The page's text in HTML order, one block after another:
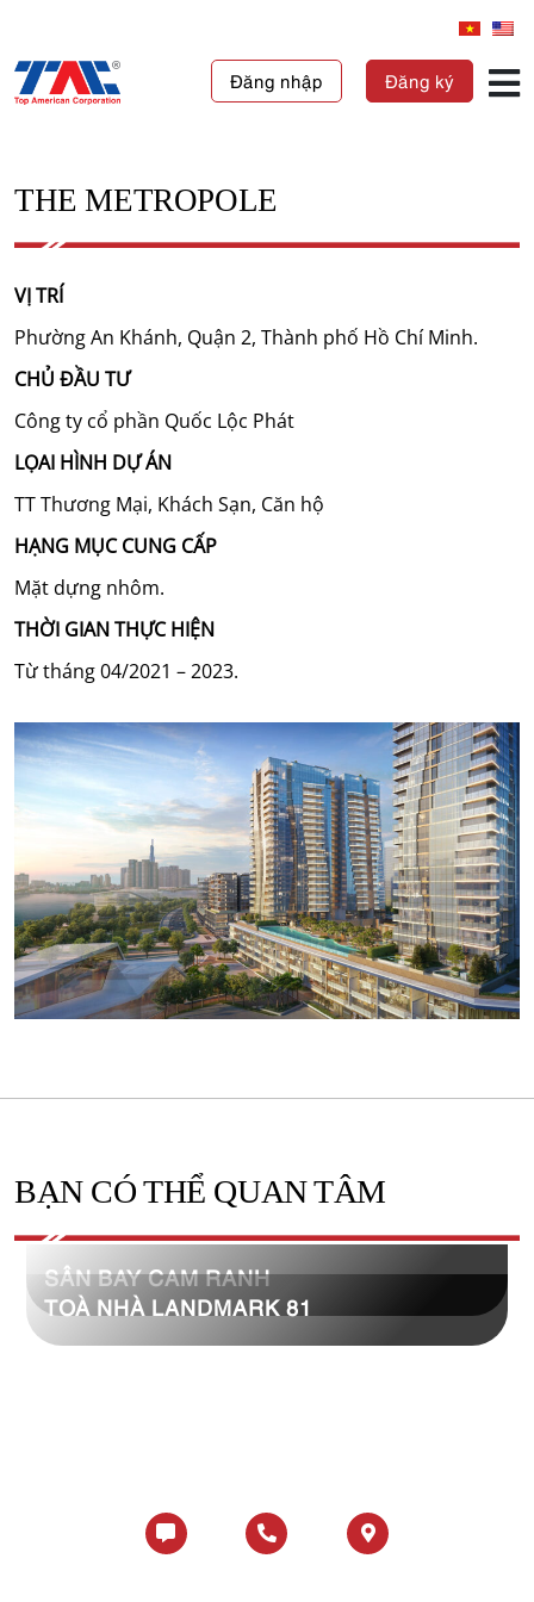
Đăng nhập Đăng ký
THE METROPOLE
VỊ TRÍ
Phường An Khánh, Quận 2, Thành phố Hồ Chí Minh.
CHỦ ĐẦU TƯ
Công ty cổ phần Quốc Lộc Phát
LỌAI HÌNH DỰ ÁN
TT Thương Mại, Khách Sạn, Căn hộ
HẠNG MỤC CUNG CẤP
Mặt dựng nhôm.
THỜI GIAN THỰC HIỆN
Từ tháng 04/2021 – 2023.
BẠN CÓ THỂ QUAN TÂM
SÂN BAY CAM RANH
TOÀ NHÀ LANDMARK 81